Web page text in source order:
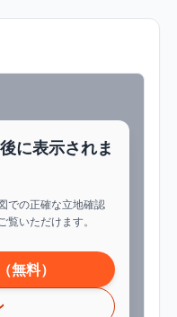
に表示されま
での正確な立地確認
いただけます。
無料）